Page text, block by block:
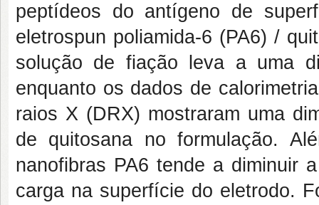
peptídeos do antígeno de
eletrospun poliamida-6 (PA6) /
solução de fiação leva a uma
enquanto os dados de
raios X (DRX) mostraram uma
de quitosana no formulação.
nanofibras PA6 tende a diminuir
carga na superfície do eletrodo.